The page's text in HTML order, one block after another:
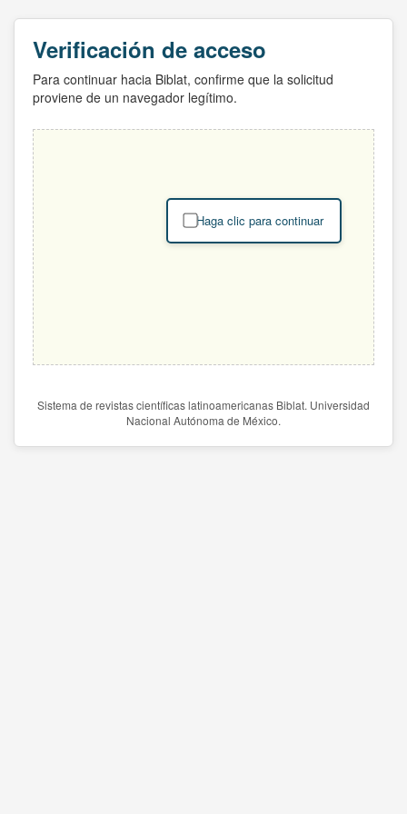
Verificación de acceso
Para continuar hacia Biblat, confirme que la solicitud
proviene de un navegador legítimo.
Haga clic para continuar
Sistema de revistas científicas latinoamericanas Biblat. Universidad
Nacional Autónoma de México.